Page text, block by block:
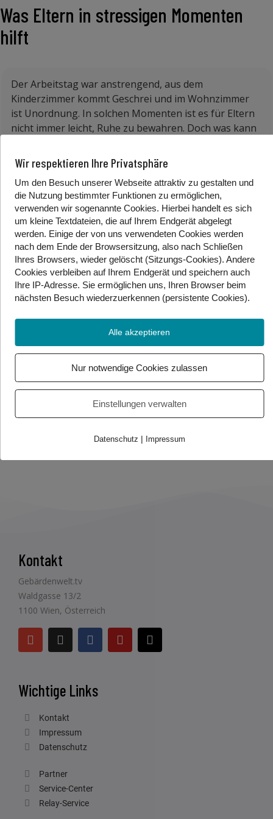
Was Eltern in stressigen Momenten
hilft
Der Arbeitstag war anstrengend, aus dem
Kinderzimmer kommt Geschrei und im Wohnzimmer
ist Unordnung. In solchen Momenten ist es für Eltern
nicht immer leicht, Ruhe zu bewahren. Doch was kann
überkommt.
Martina Huxoll-von-Ahn ist Expertin für Kinderschutz.
Sie sagt, man soll in solchen Momenten die Situation
unterbrechen. Das heißt: zum Beispiel in einen
anderen Raum gehen, in einen Polster boxen oder im
Kopf bis Zehn zählen. Das verhindert, dass sich die
Situation weiter zuspitzt.
Jedes Elternteil muss für sich selbst schauen, was ihm
am besten in einer stressigen Situation hilft. Die
(APA/red)
Foto/Video Credits: APA/dpa/gms/Andrea Warnecke /
Gebärdenwelt
Beitrag teilen
Kontakt
Gebärdenwelt.tv
Waldgasse 13/2
1100 Wien, Österreich
Wichtige Links
Kontakt
Impressum
Datenschutz
Partner
Service-Center
Relay-Service
Wir respektieren Ihre Privatsphäre
Um den Besuch unserer Webseite attraktiv zu gestalten und
die Nutzung bestimmter Funktionen zu ermöglichen,
verwenden wir sogenannte Cookies. Hierbei handelt es sich
um kleine Textdateien, die auf Ihrem Endgerät abgelegt
werden. Einige der von uns verwendeten Cookies werden
nach dem Ende der Browsersitzung, also nach Schließen
Ihres Browsers, wieder gelöscht (Sitzungs-Cookies). Andere
Cookies verbleiben auf Ihrem Endgerät und speichern auch
Ihre IP-Adresse. Sie ermöglichen uns, Ihren Browser beim
nächsten Besuch wiederzuerkennen (persistente Cookies).
Alle akzeptieren
Nur notwendige Cookies zulassen
Einstellungen verwalten
Datenschutz | Impressum